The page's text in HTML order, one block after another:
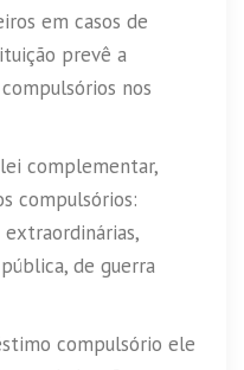
em casos de
prevê a
nos
complementar,
compulsórios:
de guerra
compulsório ele